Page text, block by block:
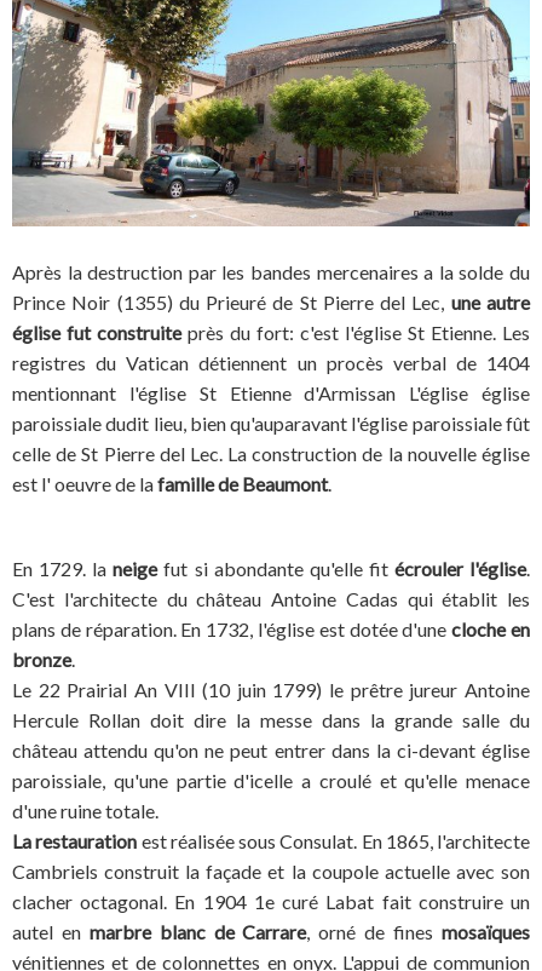
Après la destruction par les bandes mercenaires a la solde du
Prince Noir (1355) du Prieuré de St Pierre del Lec, une autre
église fut construiteprès du fort: c'est l'église St Etienne. Les
registres du Vatican détiennent un procès verbal de 1404
mentionnant l'église St Etienne d'Armissan L'église église
paroissiale dudit lieu, bien qu'auparavant l'église paroissiale fût
celle de St Pierre del Lec. La construction de la nouvelle église
est l' oeuvre de lafamille de Beaumont.
En 1729. laneigefut si abondante qu'elle fit écrouler l'église.
C'est l'architecte du château Antoine Cadas qui établit les
plans de réparation. En 1732, l'église est dotée d'unecloche en
bronze.
Le 22 Prairial An VIII (10 juin 1799) le prêtre jureur Antoine
Hercule Rollan doit dire la messe dans la grande salle du
château attendu qu'on ne peut entrer dans la ci-devant église
paroissiale, qu'une partie d'icelle a croulé et qu'elle menace
d'une ruine totale.
La restauration est réalisée sous Consulat. En 1865, l'architecte
Cambriels construit la façade et la coupole actuelle avec son
clacher octagonal. En 1904 1e curé Labat fait construire un
autel en marbre blanc de Carrare, orné de finesmosaïques
vénitiennes et de colonnettes en onyx. L'appui de communion